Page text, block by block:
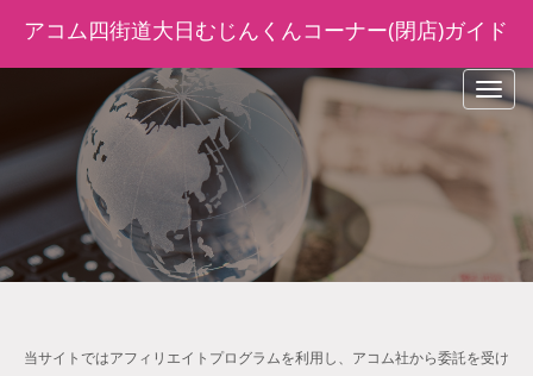
アコム四街道大日むじんくんコーナー(閉店)ガイド
当サイトではアフィリエイトプログラムを利用し、アコム社から委託を受け